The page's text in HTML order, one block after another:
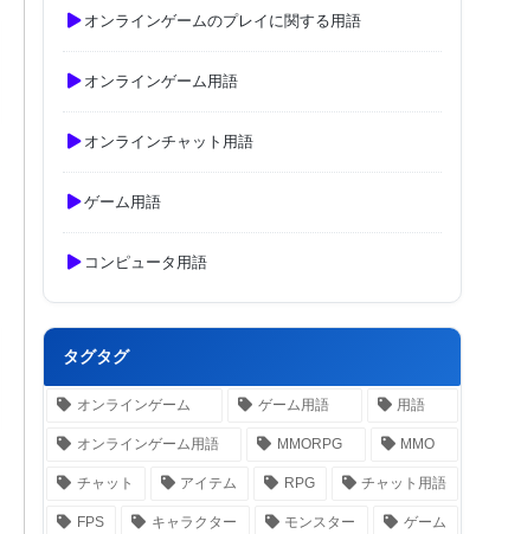
オンラインゲームのプレイに関する用語
オンラインゲーム用語
オンラインチャット用語
ゲーム用語
コンピュータ用語
タグタグ
オンラインゲーム ゲーム用語 用語
オンラインゲーム用語 MMORPG MMO
チャット アイテム RPG チャット用語
FPS キャラクター モンスター ゲーム